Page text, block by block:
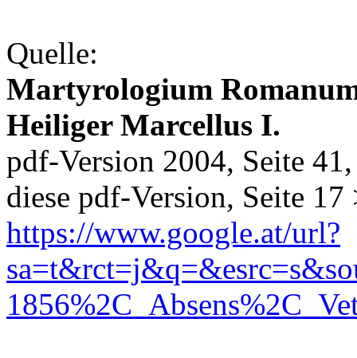
Quelle:
Martyrologium
Heiliger Marcellus I.
pdf-Version 2004, Seite 41,
diese pdf-Version, Seite 17
https://www.google.at/url?